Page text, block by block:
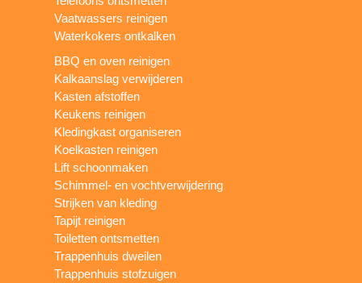
Vaatwassers reinigen
Waterkokers ontkalken
BBQ en oven reinigen
Kalkaanslag verwijderen
Kasten afstoffen
Keukens reinigen
Kledingkast organiseren
Koelkasten reinigen
Lift schoonmaken
Schimmel- en vochtverwijdering
Strijken van kleding
Tapijt reinigen
Toiletten ontsmetten
Trappenhuis dweilen
Trappenhuis stofzuigen